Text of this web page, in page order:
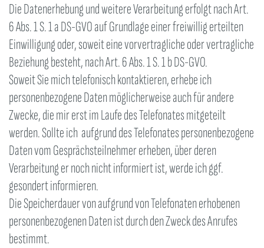
Die Datenerhebung und weitere Verarbeitung erfolgt nach Art.
6 Abs. 1 S. 1 a DS-GVO auf Grundlage einer freiwillig erteilten
Einwilligung oder, soweit eine vorvertragliche oder vertragliche
Beziehung besteht, nach Art. 6 Abs. 1 S. 1 b DS-GVO.
Soweit Sie mich telefonisch kontaktieren, erhebe ich
personenbezogene Daten möglicherweise auch für andere
Zwecke, die mir erst im Laufe des Telefonates mitgeteilt
werden. Sollte ich aufgrund des Telefonates personenbezogene
Daten vom Gesprächsteilnehmer erheben, über deren
Verarbeitung er noch nicht informiert ist, werde ich ggf.
gesondert informieren.
Die Speicherdauer von aufgrund von Telefonaten erhobenen
personenbezogenen Daten ist durch den Zweck des Anrufes
bestimmt.